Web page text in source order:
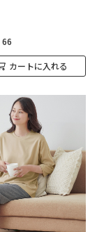
66
カートに入れる